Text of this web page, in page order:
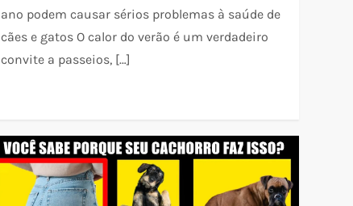
ano podem causar sérios problemas à saúde de
cães e gatos O calor do verão é um verdadeiro
convite a passeios, […]